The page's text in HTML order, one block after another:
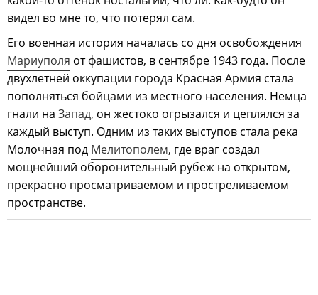
видел во мне то, что потерял сам.
Его военная история началась со дня освобождения
Мариуполя от фашистов, в сентябре 1943 года. После
двухлетней оккупации города Красная Армия стала
пополняться бойцами из местного населения. Немца
гнали на Запад, он жестоко огрызался и цеплялся за
каждый выступ. Одним из таких выступов стала река
Молочная под Мелитополем, где враг создал
мощнейший оборонительный рубеж на открытом,
прекрасно просматриваемом и простреливаемом
пространстве.